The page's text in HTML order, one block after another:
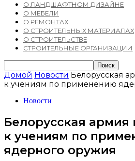
О ЛАНДШАФТНОМ ДИЗАЙНЕ
О МЕБЕЛИ
О РЕМОНТАХ
О СТРОИТЕЛЬНЫХ МАТЕРИАЛАХ
О СТРОИТЕЛЬСТВЕ
СТРОИТЕЛЬНЫЕ ОРГАНИЗАЦИИ
Домой Новости Белорусская
к учениям по применению
Новости
Белорусская армия
к учениям по
ядерного оружия